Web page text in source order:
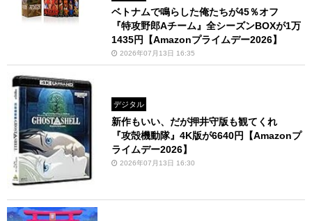
ベトナムで鳴らした俺たちが45％オフ
『特攻野郎Aチーム』全シーズンBOXが1万
1435円【Amazonプライムデー2026】
2026年07月13日 16:35
デジタル
新作もいい、だが押井守版も観てくれ
『攻殻機動隊』4K版が6640円【Amazonプ
ライムデー2026】
2026年07月13日 16:30